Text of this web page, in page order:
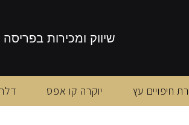
שיווק ומכירות
חיפויים עץ יוקרה קו אפס